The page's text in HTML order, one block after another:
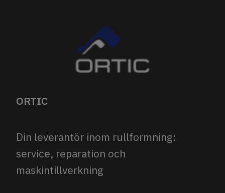
ORTIC
Din leverantör inom rullformning:
service, reparation och
maskintillverkning